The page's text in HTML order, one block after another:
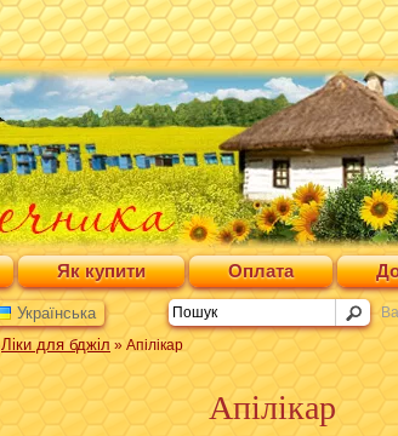
Українська
Як купити Оплата
Ліки для бджіл » Апілікар
Апілікар